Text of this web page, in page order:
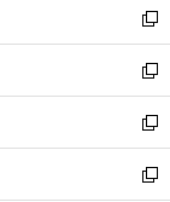
で
開
く
ド
ウ
で
開
く
新
し
い
ウ
ィ
ン
ド
新
し
い
ウ
ィ
新
し
い
新